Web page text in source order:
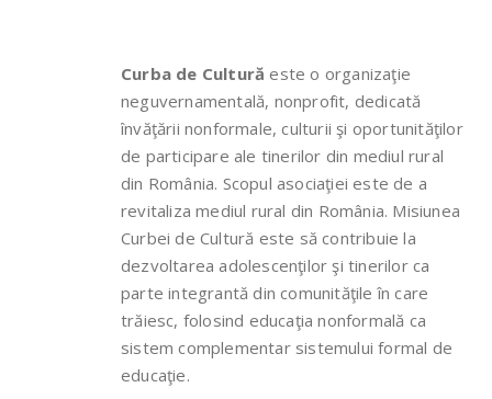
Curba de Cultură este o organizaţie
neguvernamentală, nonprofit, dedicată
învăţării nonformale, culturii şi oportunităţilor
de participare ale tinerilor din mediul rural
din România. Scopul asociaţiei este de a
revitaliza mediul rural din România. Misiunea
Curbei de Cultură este să contribuie la
dezvoltarea adolescenţilor şi tinerilor ca
parte integrantă din comunităţile în care
trăiesc, folosind educaţia nonformală ca
sistem complementar sistemului formal de
educaţie.